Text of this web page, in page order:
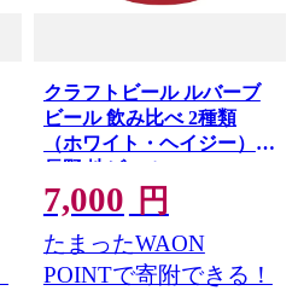
クラフトビール ルバーブ
ビール 飲み比べ 2種類
（ホワイト・ヘイジー）
長野 地ビール
7,000 円
たまったWAON
POINTで寄附できる！